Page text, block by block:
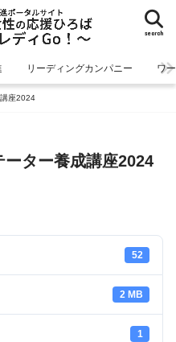
search
リーディングカンパニー ワ
座2024
ター養成講座2024
52
2 MB
1